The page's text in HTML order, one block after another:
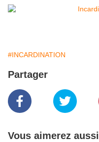
#INCARDINATION
Partager
Vous aimerez aussi